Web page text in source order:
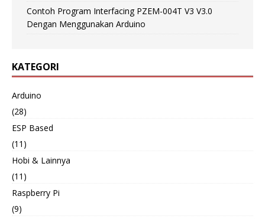
Contoh Program Interfacing PZEM-004T V3 V3.0
Dengan Menggunakan Arduino
KATEGORI
Arduino
(28)
ESP Based
(11)
Hobi & Lainnya
(11)
Raspberry Pi
(9)